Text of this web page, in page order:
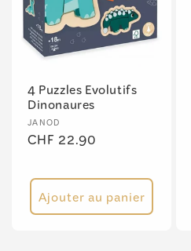
4 Puzzles Evolutifs
Dinonaures
Fournisseur :
JANOD
Prix
CHF 22.90
Ajouter au panier